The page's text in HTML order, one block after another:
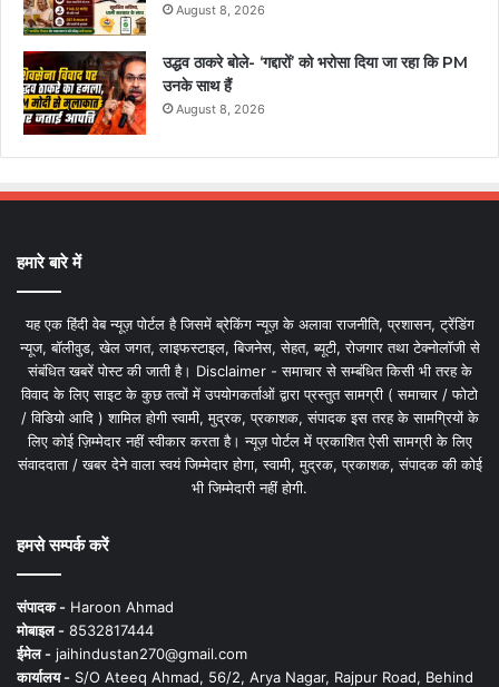
August 8, 2026
उद्धव ठाकरे बोले- ‘गद्दारों’ को भरोसा दिया जा रहा कि PM
उनके साथ हैं
August 8, 2026
हमारे बारे में
यह एक हिंदी वेब न्यूज़ पोर्टल है जिसमें ब्रेकिंग न्यूज़ के अलावा राजनीति, प्रशासन, ट्रेंडिंग
न्यूज, बॉलीवुड, खेल जगत, लाइफस्टाइल, बिजनेस, सेहत, ब्यूटी, रोजगार तथा टेक्नोलॉजी से
संबंधित खबरें पोस्ट की जाती है। Disclaimer - समाचार से सम्बंधित किसी भी तरह के
विवाद के लिए साइट के कुछ तत्वों में उपयोगकर्ताओं द्वारा प्रस्तुत सामग्री ( समाचार / फोटो
/ विडियो आदि ) शामिल होगी स्वामी, मुद्रक, प्रकाशक, संपादक इस तरह के सामग्रियों के
लिए कोई ज़िम्मेदार नहीं स्वीकार करता है। न्यूज़ पोर्टल में प्रकाशित ऐसी सामग्री के लिए
संवाददाता / खबर देने वाला स्वयं जिम्मेदार होगा, स्वामी, मुद्रक, प्रकाशक, संपादक की कोई
भी जिम्मेदारी नहीं होगी.
हमसे सम्पर्क करें
संपादक - Haroon Ahmad
मोबाइल - 8532817444
ईमेल - jaihindustan270@gmail.com
कार्यालय - S/O Ateeq Ahmad, 56/2, Arya Nagar, Rajpur Road, Behind